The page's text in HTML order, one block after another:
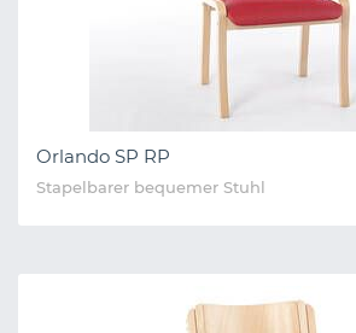
Orlando SP RP
Stapelbarer bequemer Stuhl